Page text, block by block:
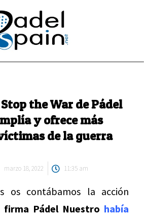
the War de Pádel
y ofrece más
de la guerra
marzo 18, 2022 11:35 am
os contábamos la acción
firma Pádel Nuestro había